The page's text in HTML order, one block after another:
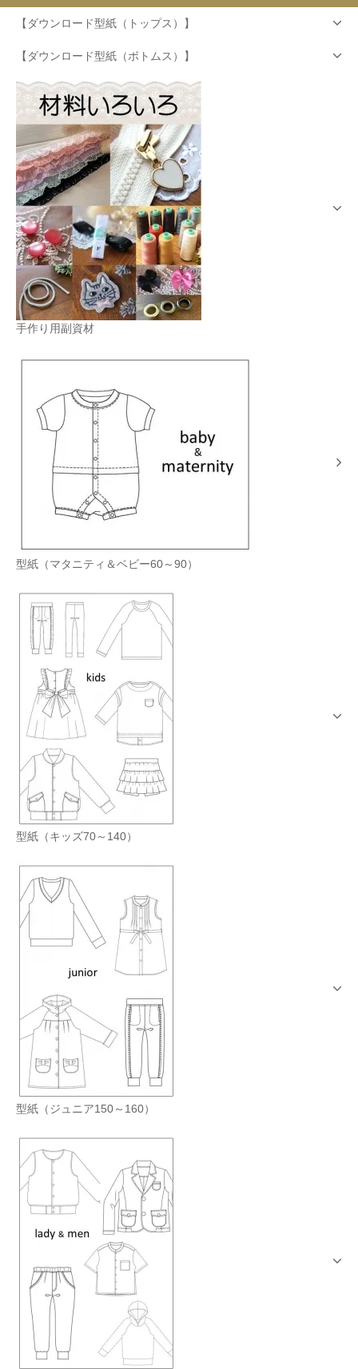
【ダウンロード型紙（トップス）】
【ダウンロード型紙（ボトムス）】
手作り用副資材
型紙（マタニティ＆ベビー60～90）
型紙（キッズ70～140）
型紙（ジュニア150～160）